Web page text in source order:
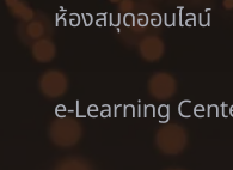
ห้องสมุดออนไลน์
e-Learning